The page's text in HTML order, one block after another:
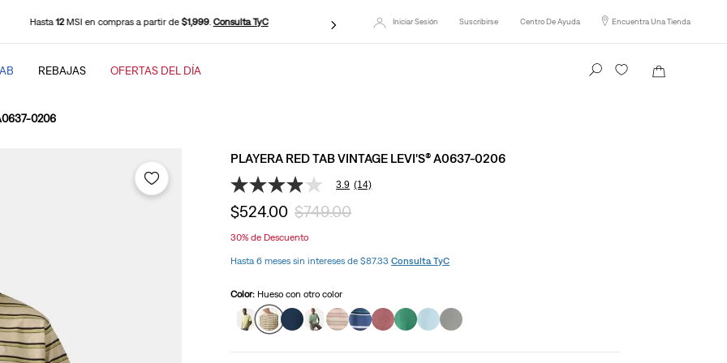
Hasta12MSI en compras a partir de$1,999.Consulta TyC Iniciar Sesión Suscribirse Centro De Ayuda Encuentra Una Tienda
REBAJAS OFERTAS DEL DÍA
Busca tu producto aquí
0206
PLAYERA RED TAB VINTAGE LEVI'S® A0637-0206
3.9
de
5
valor
medio
de
Read
14
Reviews.
Enlace
3.9 (14)
$524.00 $749.00
30% de Descuento
Hasta 6 meses sin intereses de $87.33Consulta TyC
Color: Hueso con otro color